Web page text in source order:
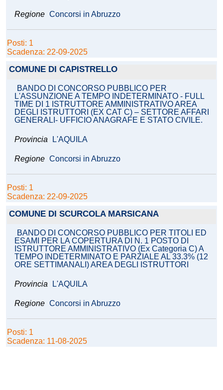
Regione Concorsi in Abruzzo
Posti: 1
Scadenza: 22-09-2025
COMUNE DI CAPISTRELLO
BANDO DI CONCORSO PUBBLICO PER
L'ASSUNZIONE A TEMPO INDETERMINATO - FULL
TIME DI 1 ISTRUTTORE AMMINISTRATIVO AREA
DEGLI ISTRUTTORI (EX CAT C) – SETTORE AFFARI
GENERALI- UFFICIO ANAGRAFE E STATO CIVILE.
Provincia L'AQUILA
Regione Concorsi in Abruzzo
Posti: 1
Scadenza: 22-09-2025
COMUNE DI SCURCOLA MARSICANA
BANDO DI CONCORSO PUBBLICO PER TITOLI ED
ESAMI PER LA COPERTURA DI N. 1 POSTO DI
ISTRUTTORE AMMINISTRATIVO (Ex Categoria C) A
TEMPO INDETERMINATO E PARZIALE AL 33.3% (12
ORE SETTIMANALI) AREA DEGLI ISTRUTTORI
Provincia L'AQUILA
Regione Concorsi in Abruzzo
Posti: 1
Scadenza: 11-08-2025